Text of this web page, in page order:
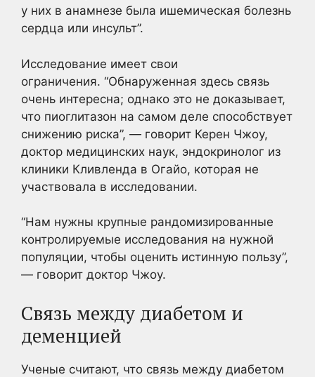
у них в анамнезе была ишемическая болезнь
сердца или инсульт”.
Исследование имеет свои
ограничения. “Обнаруженная здесь связь
очень интересна; однако это не доказывает,
что пиоглитазон на самом деле способствует
снижению риска”, — говорит Керен Чжоу,
доктор медицинских наук, эндокринолог из
клиники Кливленда в Огайо, которая не
участвовала в исследовании.
“Нам нужны крупные рандомизированные
контролируемые исследования на нужной
популяции, чтобы оценить истинную пользу”,
— говорит доктор Чжоу.
Связь между диабетом и
деменцией
Ученые считают, что связь между диабетом